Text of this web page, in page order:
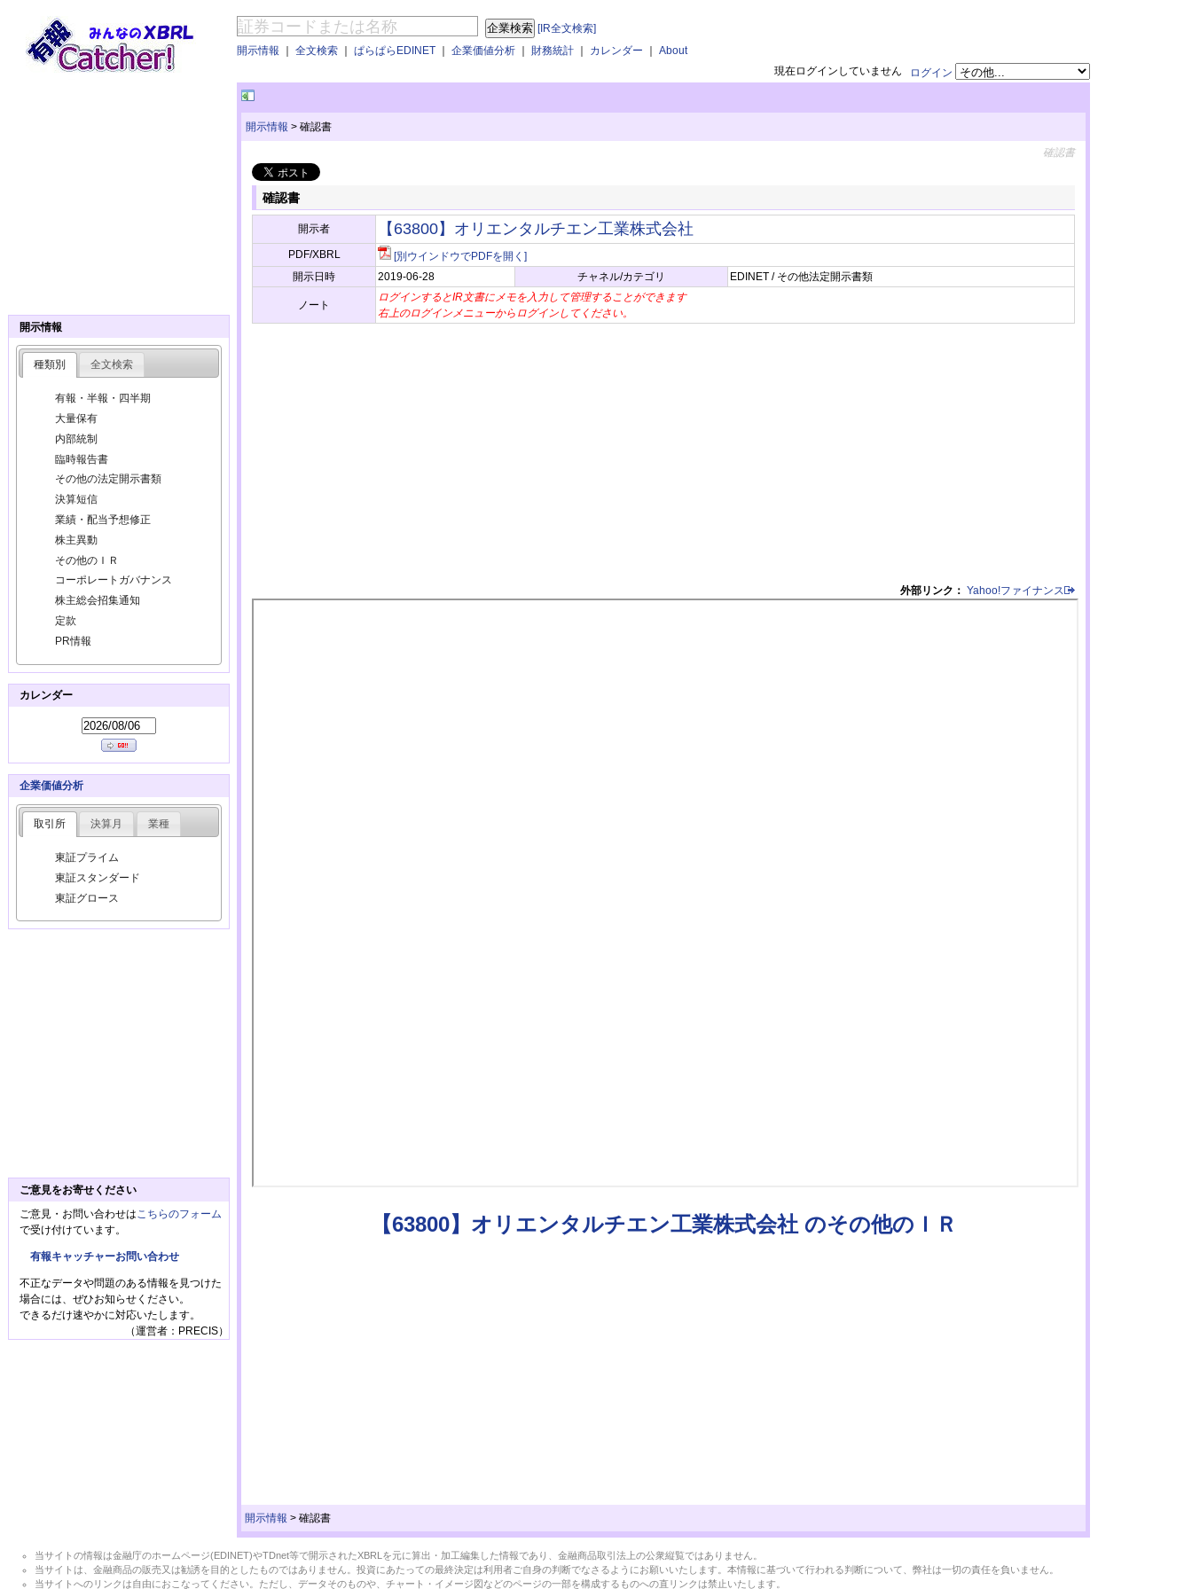
[IR全文検索]
開示情報 ｜ 全文検索 ｜ ぱらぱらEDINET ｜ 企業価値分析 ｜ 財務統計 ｜ カレンダー ｜ About
ログイン
現在ログインしていません
開示情報 > 確認書
確認書
確認書
開示者 【63800】オリエンタルチエン工業株式会社
PDF/XBRL
[別ウインドウでPDFを開く]
開示日時
2019-06-28 チャネル/カテゴリ EDINET / その他法定開示書類
ノート
ログインするとIR文書にメモを入力して管理することができます
右上のログインメニューからログインしてください。
外部リンク： Yahoo!ファイナンス
【63800】オリエンタルチエン工業株式会社 のその他のＩＲ
開示情報 > 確認書
開示情報
種類別 全文検索
有報・半報・四半期
大量保有
内部統制
臨時報告書
その他の法定開示書類
決算短信
業績・配当予想修正
株主異動
その他のＩＲ
コーポレートガバナンス
株主総会招集通知
定款
PR情報
カレンダー
企業価値分析
取引所 決算月 業種
東証プライム
東証スタンダード
東証グロース
ご意見をお寄せください
ご意見・お問い合わせは こちらのフォーム
で受け付けています。
有報キャッチャーお問い合わせ
不正なデータや問題のある情報を見つけた
場合には、ぜひお知らせください。
できるだけ速やかに対応いたします。
（運営者：PRECIS）
当サイトの情報は金融庁のホームページ(EDINET)やTDnet等で開示されたXBRLを元に算出・加工編集した情報であり、金融商品取引法上の公衆縦覧ではありません。
当サイトは、金融商品の販売又は勧誘を目的としたものではありません。投資にあたっての最終決定は利用者ご自身の判断でなさるようにお願いいたします。本情報に基づいて行われる判断について、弊社は一切の責任を負いません。
当サイトへのリンクは自由におこなってください。ただし、データそのものや、チャート・イメージ図などのページの一部を構成するものへの直リンクは禁止いたします。